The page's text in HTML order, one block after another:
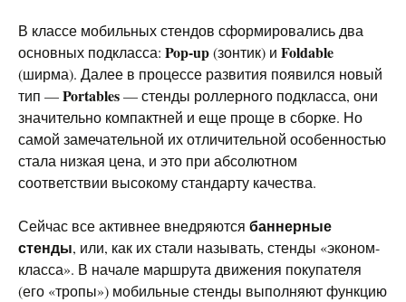
В классе мобильных стендов сформировались два
основных подкласса: Pop-up(зонтик) и Foldable
(ширма). Далее в процессе развития появился новый
тип —Portables— стенды роллерного подкласса, они
значительно компактней и еще проще в сборке. Но
самой замечательной их отличительной особенностью
стала низкая цена, и это при абсолютном
соответствии высокому стандарту качества.
Сейчас все активнее внедряются баннерные
стенды, или, как их стали называть, стенды «эконом-
класса». В начале маршрута движения покупателя
(его «тропы») мобильные стенды выполняют функцию